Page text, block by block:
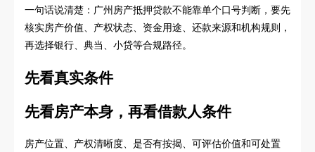
一句话说清楚：广州房产抵押贷款不能靠单个口号判断，要先
核实房产价值、产权状态、资金用途、还款来源和机构规则，
再选择银行、典当、小贷等合规路径。
先看真实条件
先看房产本身，再看借款人条件
房产位置、产权清晰度、是否有按揭、可评估价值和可处置